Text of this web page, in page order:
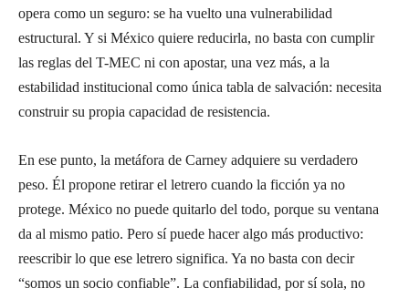
opera como un seguro: se ha vuelto una vulnerabilidad
estructural. Y si México quiere reducirla, no basta con cumplir
las reglas del T-MEC ni con apostar, una vez más, a la
estabilidad institucional como única tabla de salvación: necesita
construir su propia capacidad de resistencia.
En ese punto, la metáfora de Carney adquiere su verdadero
peso. Él propone retirar el letrero cuando la ficción ya no
protege. México no puede quitarlo del todo, porque su ventana
da al mismo patio. Pero sí puede hacer algo más productivo:
reescribir lo que ese letrero significa. Ya no basta con decir
“somos un socio confiable”. La confiabilidad, por sí sola, no